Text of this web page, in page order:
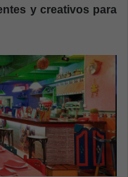
y creativos para